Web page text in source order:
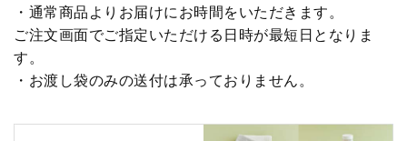
・通常商品よりお届けにお時間をいただきます。
ご注文画面でご指定いただける日時が最短日となりま
す。
・お渡し袋のみの送付は承っておりません。